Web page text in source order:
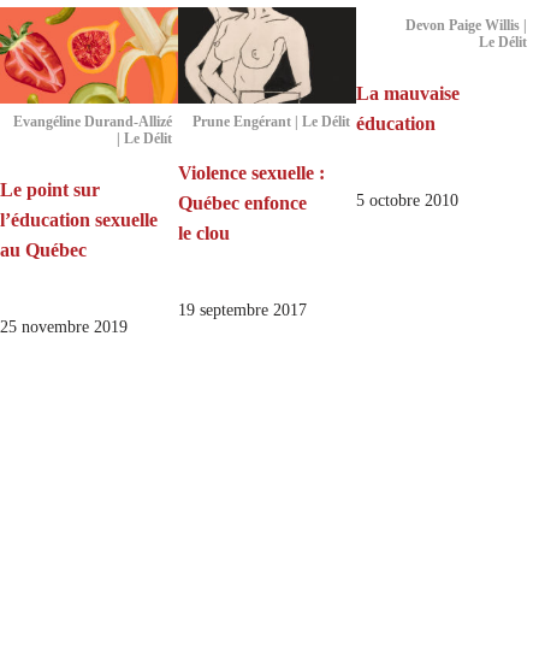
Evangéline Durand-Allizé
| Le Délit
Le point sur
l’éducation sexuelle
au Québec
25 novembre 2019
Prune Engérant | Le Délit
Violence sexuelle :
Québec enfonce
le clou
19 septembre 2017
Devon Paige Willis |
Le Délit
La mauvaise
éducation
5 octobre 2010